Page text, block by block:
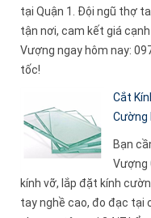
tại Quận 1. Đội ngũ thợ
tận nơi, cam kết giá
Vượng ngay hôm nay:
tốc!
Cắt
Cường
Bạn
Vượng
kính vỡ, lắp đặt kính
tay nghề cao, đo đạc tại